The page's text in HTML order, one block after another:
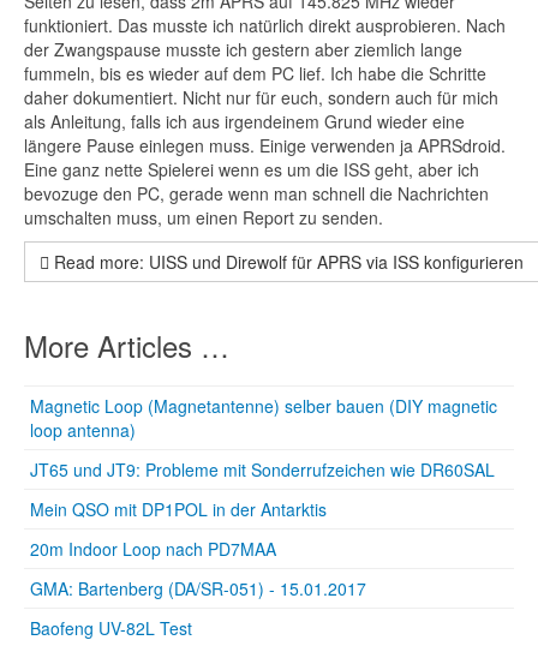
funktioniert. Das musste ich natürlich direkt ausprobieren. Nach
der Zwangspause musste ich gestern aber ziemlich lange
fummeln, bis es wieder auf dem PC lief. Ich habe die Schritte
daher dokumentiert. Nicht nur für euch, sondern auch für mich
als Anleitung, falls ich aus irgendeinem Grund wieder eine
längere Pause einlegen muss. Einige verwenden ja APRSdroid.
Eine ganz nette Spielerei wenn es um die ISS geht, aber ich
bevozuge den PC, gerade wenn man schnell die Nachrichten
umschalten muss, um einen Report zu senden.
Read more: UISS und Direwolf für APRS via ISS konfigurieren
More Articles …
Magnetic Loop (Magnetantenne) selber bauen (DIY magnetic
loop antenna)
JT65 und JT9: Probleme mit Sonderrufzeichen wie DR60SAL
Mein QSO mit DP1POL in der Antarktis
20m Indoor Loop nach PD7MAA
GMA: Bartenberg (DA/SR-051) - 15.01.2017
Baofeng UV-82L Test